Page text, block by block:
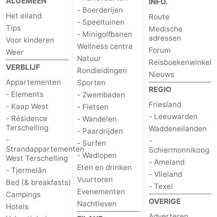
Het eiland
Tips
Voor kinderen
Weer
VERBLIJF
Appartementen
- Elements
- Kaap West
- Résidence
Terschelling
-
Strandappartementen
West Terschelling
- Tjermelân
Bed (& breakfasts)
Campings
Hotels
- Boerderijen
- Speeltuinen
- Minigolfbanen
Wellness centra
Natuur
Rondleidingen
Sporten
- Zwembaden
- Fietsen
- Wandelen
- Paardrijden
- Surfen
- Wadlopen
Eten en drinken
Vuurtoren
Evenementen
Nachtleven
Route
Medische
adressen
Forum
Reisboekenwinkel
Nieuws
REGIO
Friesland
- Leeuwarden
Waddeneilanden
-
Schiermonnikoog
- Ameland
- Vlieland
- Texel
OVERIGE